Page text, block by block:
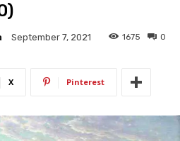
September 7, 2021 0
1675
X Pinterest